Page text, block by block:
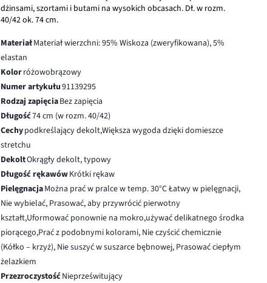
dżinsami, szortami i butami na wysokich obcasach. Dł. w rozm.
40/42 ok. 74 cm.
MateriałMateriał wierzchni: 95% Wiskoza (zweryfikowana), 5%
elastan
Kolorróżowobrązowy
Numer artykułu91139295
Rodzaj zapięciaBez zapięcia
Długość74 cm (w rozm. 40/42)
Cechypodkreślający dekolt,Większa wygoda dzięki domieszce
stretchu
DekoltOkrągły dekolt, typowy
Długość rękawówKrótki rękaw
PielęgnacjaMożna prać w pralce w temp. 30°C Łatwy w pielęgnacji,
Nie wybielać, Prasować, aby przywrócić pierwotny
kształt,Uformować ponownie na mokro,używać delikatnego środka
piorącego,Prać z podobnymi kolorami, Nie czyścić chemicznie
(Kółko – krzyż), Nie suszyć w suszarce bębnowej, Prasować ciepłym
żelazkiem
PrzezroczystośćNieprześwitujący